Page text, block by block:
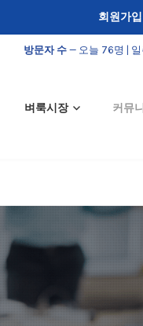
회원가입
방문자 수 — 오늘 76명 |
벼룩시장 커뮤